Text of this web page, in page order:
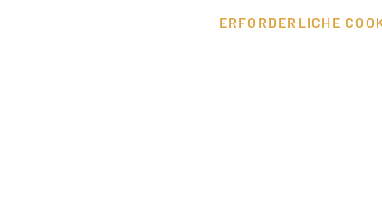
ERFORDERLICHE